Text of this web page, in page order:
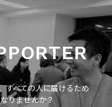
すべての人に届けるため
りませんか？